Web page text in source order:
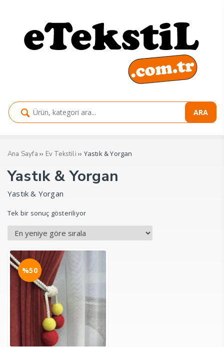
ARA
Ana Sayfa ›› Ev Tekstili ›› Yastık & Yorgan
Yastık & Yorgan
Yastık & Yorgan
Tek bir sonuç gösteriliyor
%50